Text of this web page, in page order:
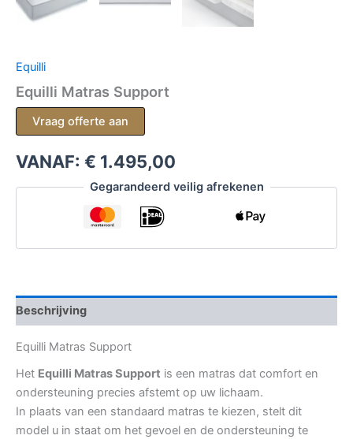
Equilli
Equilli Matras Support
Vraag offerte aan
VANAF: € 1.495,00
Gegarandeerd veilig afrekenen
Beschrijving
Equilli Matras Support
Het Equilli Matras Support is een matras dat comfort en
ondersteuning precies afstemt op uw lichaam.
In plaats van een standaard matras te kiezen, stelt dit
model u in staat om het gevoel en de ondersteuning te